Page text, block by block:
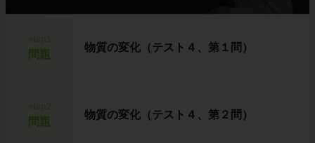
問題
物質の変化（テスト４、第１問）
問題
物質の変化（テスト４、第２問）